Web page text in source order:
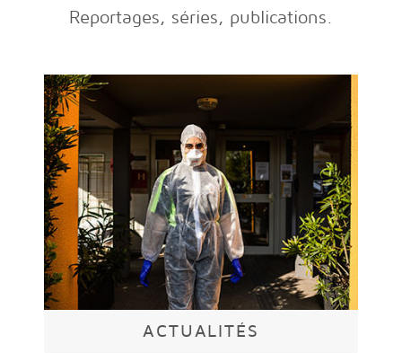
Reportages, séries, publications.
ACTUALITÉS